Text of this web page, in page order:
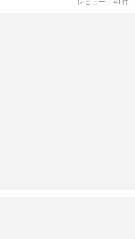
レビュー
41 件